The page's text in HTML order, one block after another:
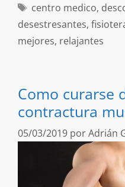
centro medico,
desestresantes,
mejores, relajantes
Como curarse
contractura
05/03/2019 porAdrián